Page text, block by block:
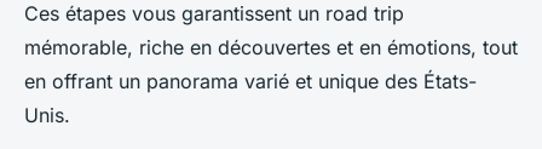
Ces étapes vous garantissent un road trip
mémorable, riche en découvertes et en émotions, tout
en offrant un panorama varié et unique des États-
Unis.